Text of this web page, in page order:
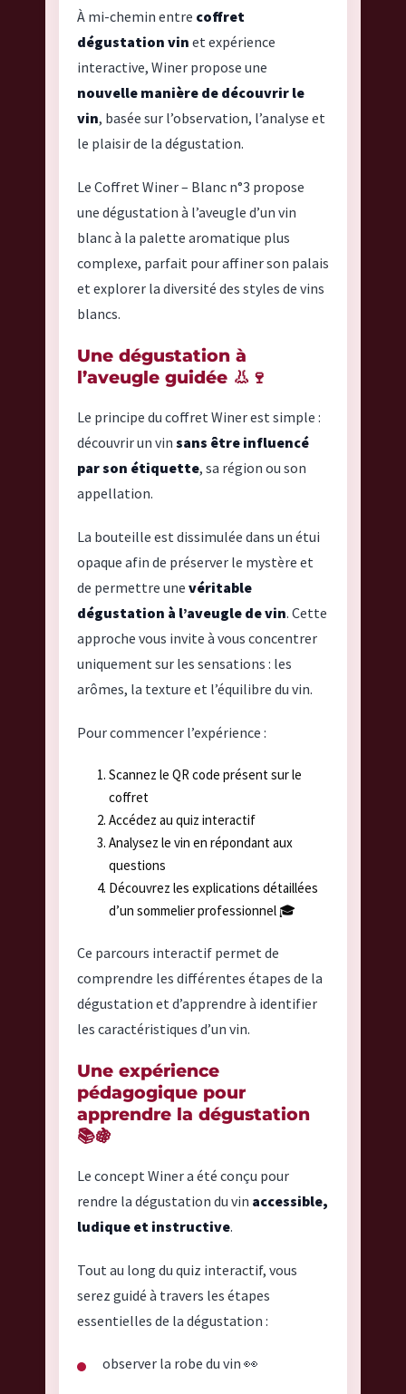
À mi-chemin entre coffret
dégustation vin et expérience
interactive, Winer propose une
nouvelle manière de découvrir le
vin, basée sur l’observation, l’analyse et
le plaisir de la dégustation.
Le Coffret Winer – Blanc n°3 propose
une dégustation à l’aveugle d’un vin
blanc à la palette aromatique plus
complexe, parfait pour affiner son palais
et explorer la diversité des styles de vins
blancs.
Une dégustation à
l’aveugle guidée 👃🍷
Le principe du coffret Winer est simple :
découvrir un vin sans être influencé
par son étiquette, sa région ou son
appellation.
La bouteille est dissimulée dans un étui
opaque afin de préserver le mystère et
de permettre une véritable
dégustation à l’aveugle de vin. Cette
approche vous invite à vous concentrer
uniquement sur les sensations : les
arômes, la texture et l’équilibre du vin.
Pour commencer l’expérience :
Scannez le QR code présent sur le
coffret
Accédez au quiz interactif
Analysez le vin en répondant aux
questions
Découvrez les explications détaillées
d’un sommelier professionnel 🎓
Ce parcours interactif permet de
comprendre les différentes étapes de la
dégustation et d’apprendre à identifier
les caractéristiques d’un vin.
Une expérience
pédagogique pour
apprendre la dégustation
📚🍇
Le concept Winer a été conçu pour
rendre la dégustation du vin accessible,
ludique et instructive.
Tout au long du quiz interactif, vous
serez guidé à travers les étapes
essentielles de la dégustation :
observer la robe du vin 👀